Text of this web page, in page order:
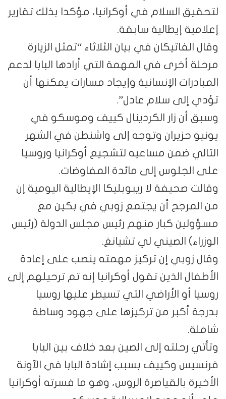
لتحقيق السلام في أوكرانيا، مؤكدا بذلك تقارير
إعلامية إيطالية سابقة.
وقال الفاتيكان في بيان الثلاثاء “تمثل الزيارة
مرحلة أخرى في المهمة التي أرادها البابا لدعم
المبادرات الإنسانية وإيجاد مسارات يمكنها أن
تؤدي إلى سلام عادل”.
وسبق أن زار الكردينال كييف وموسكو في
يونيو حزيران وتوجه إلى واشنطن في الشهر
التالي ضمن مساعيه لتشجيع أوكرانيا وروسيا
على الجلوس إلى مائدة المفاوضات.
وقالت صحيفة لا ريبوبليكا الإيطالية اليومية إن
من المرجح أن يجتمع زوبي في بكين مع
مسؤولين كبار منهم رئيس مجلس الدولة (رئيس
الوزراء) الصيني لي تشيانغ.
وقال زوبي إن تركيز مهمته ينصب على إعادة
الأطفال الذين تقول أوكرانيا إنه تم ترحيلهم إلى
روسيا أو الأراضي التي تسيطر عليها روسيا
بدرجة أكبر من تركيزها على جهود وساطة
شاملة.
وتأتي رحلته إلى الصين بعد خلاف بين البابا
فرنسيس وكييف بسبب إشادة البابا في الآونة
الأخيرة بالقياصرة الروس، وهو ما فسرته أوكرانيا